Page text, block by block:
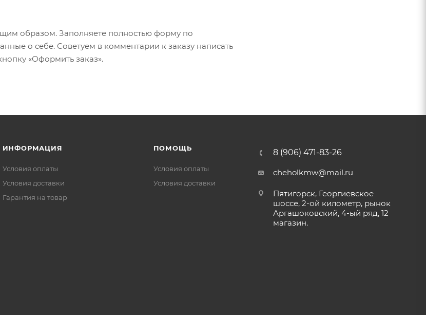
образом. Заполняете полностью форму по
о себе. Советуем в комментарии к заказу написать
«Оформить заказ».
ИНФОРМАЦИЯ
Условия оплаты
Условия доставки
Гарантия на товар
ПОМОЩЬ
Условия оплаты
Условия доставки
8 (906) 471-83-26
cheholkmw@mail.ru
Пятигорск, Георгиевское
шоссе, 2-ой километр, рынок
Аргашоковский, 4-ый ряд, 12
магазин.